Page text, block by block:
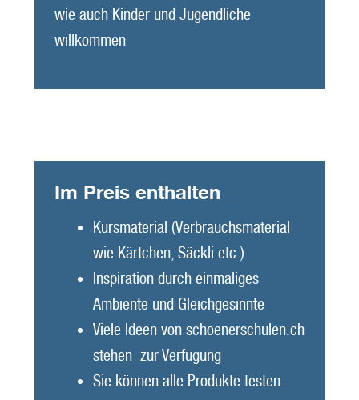
wie auch Kinder und Jugendliche
willkommen
Im Preis enthalten
Kursmaterial (Verbrauchsmaterial
wie Kärtchen, Säckli etc.)
Inspiration durch einmaliges
Ambiente und Gleichgesinnte
Viele Ideen von schoenerschulen.ch
stehen zur Verfügung
Sie können alle Produkte testen.